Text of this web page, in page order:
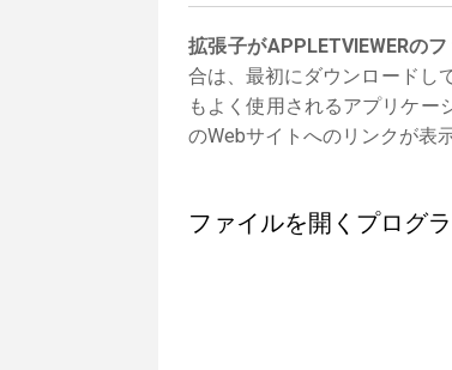
拡張子がAPPLETVIEWERの
合は、最初にダウンロードし
もよく使用されるアプリケー
のWebサイトへのリンクが表
ファイルを開くプログ